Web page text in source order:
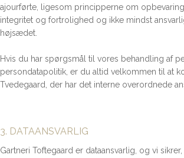
ajourførte, ligesom principperne om
integritet og fortrolighed og ikke mindst
højsædet.
Hvis du har spørgsmål til vores behandling af
persondatapolitik, er du altid velkommen til at
Tvedegaard, der har det interne overordnede
3. DATAANSVARLIG
Gartneri Toftegaard er dataansvarlig, og vi